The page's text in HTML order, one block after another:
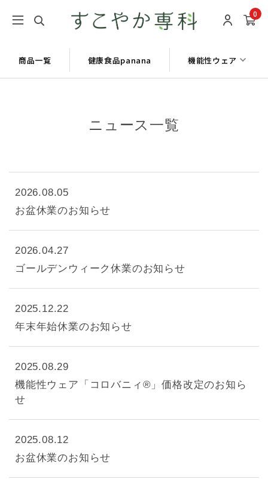
0
商品一覧 健康食品panana 機能性ウェア
ニュース一覧
2026.08.05
お盆休業のお知らせ
2026.04.27
ゴールデンウィーク休業のお知らせ
2025.12.22
年末年始休業のお知らせ
2025.08.29
機能性ウェア「コロバニィ®️」価格改定のお知ら
せ
2025.08.12
お盆休業のお知らせ